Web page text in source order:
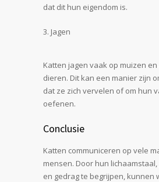
dat dit hun eigendom is.
Jagen
Katten jagen vaak op muizen
dieren. Dit kan een manier zijn
dat ze zich vervelen of om hun
oefenen.
Conclusie
Katten communiceren op vele
mensen. Door hun
en gedrag te begrijpen, kunnen